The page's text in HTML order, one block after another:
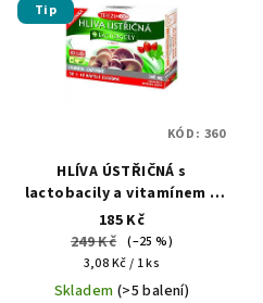
Tip
HLÍVA ÚSTŘIČNÁ s
lactobacily a vitamínem C
60 kapslí
185 Kč
249 Kč (–25 %)
Měrná
cena:
3,08 Kč / 1 ks
Skladem (>5 balení)
KÓD: 360